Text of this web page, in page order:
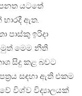
යටතේ
භාරදී ඇත.
පාස්කු ඉරිදා
මෙම නීති
සිදු කළ බවට
සඳහා ඇති එකම
විශ්ව විද්‍යාලයක්